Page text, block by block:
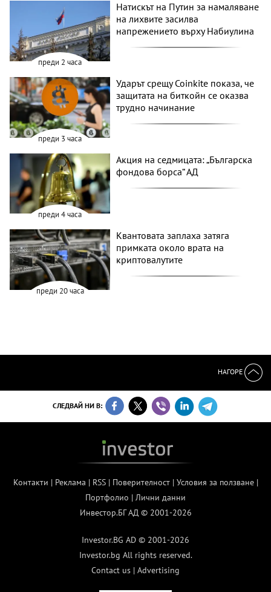
преди 2 часа
Натискът на Путин за намаляване
на лихвите засилва
напрежението върху Набиулина
преди 3 часа
Ударът срещу Coinkite показа, че
защитата на биткойн се оказва
трудно начинание
преди 4 часа
Акция на седмицата: „Българска
фондова борса“ АД
преди 20 часа
Квантовата заплаха затяга
примката около врата на
криптовалутите
НАГОРЕ
СЛЕДВАЙ НИ В:
Контакти | Реклама | RSS| Поверителност| Условия за ползване|
Портфолио | Лични данни
Инвестор.БГ АД © 2001-2026
Investor.BG AD © 2001-2026
Investor.bg All rights reserved.
Contact us | Advertising